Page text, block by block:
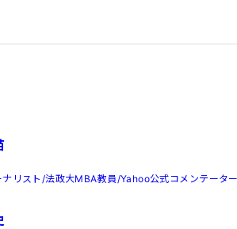
ナリスト/法政大MBA教員/Yahoo公式コメンテータ